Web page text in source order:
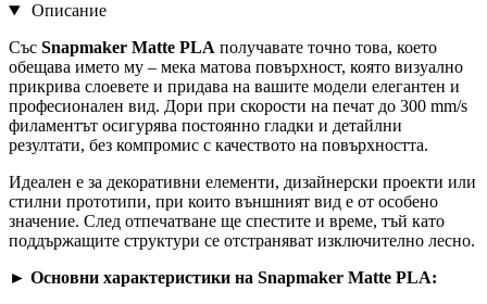
Описание
Със Snapmaker Matte PLA получавате точно това, което
обещава името му – мека матова повърхност, която визуално
прикрива слоевете и придава на вашите модели елегантен и
професионален вид. Дори при скорости на печат до 300 mm/s
филаментът осигурява постоянно гладки и детайлни
резултати, без компромис с качеството на повърхността.
Идеален е за декоративни елементи, дизайнерски проекти или
стилни прототипи, при които външният вид е от особено
значение. След отпечатване ще спестите и време, тъй като
поддържащите структури се отстраняват изключително лесно.
► Основни характеристики на Snapmaker Matte PLA: